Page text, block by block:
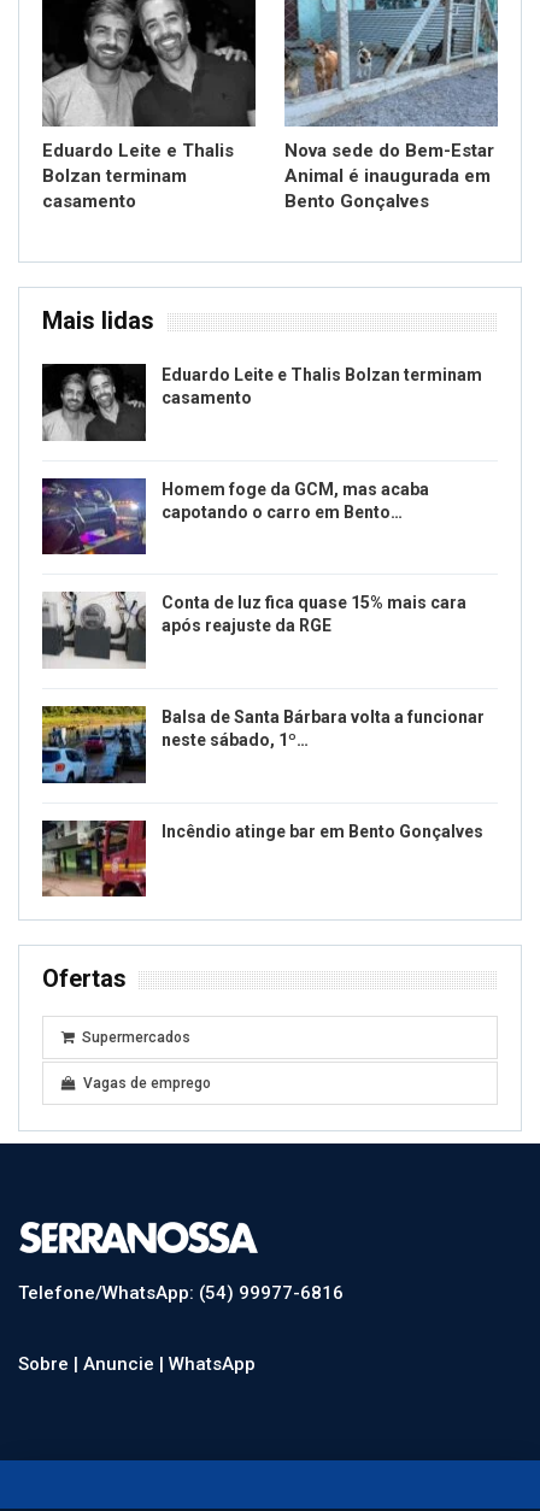
Eduardo Leite e Thalis
Bolzan terminam
casamento
Nova sede do Bem-Estar
Animal é inaugurada em
Bento Gonçalves
Mais lidas
Eduardo Leite e Thalis Bolzan terminam
casamento
Homem foge da GCM, mas acaba
capotando o carro em Bento…
Conta de luz fica quase 15% mais cara
após reajuste da RGE
Balsa de Santa Bárbara volta a funcionar
neste sábado, 1º…
Incêndio atinge bar em Bento Gonçalves
Ofertas
Supermercados
Vagas de emprego
Telefone/WhatsApp: (54) 99977-6816
Sobre | Anuncie | WhatsApp